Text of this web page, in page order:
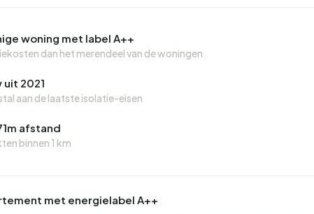
woning met label A++
dan het merendeel van de woningen
uit 2021
aan de laatste isolatie-eisen
afstand
binnen 1 km
met energielabel A++